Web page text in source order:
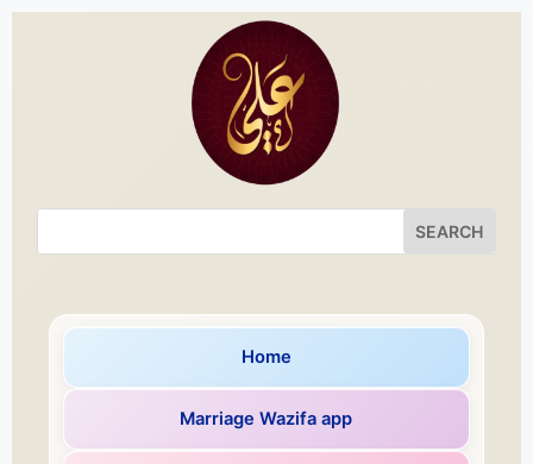
Home
Marriage Wazifa app